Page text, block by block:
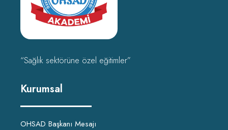
“Sağlık sektörüne özel eğitimler”
Kurumsal
OHSAD Başkanı Mesajı